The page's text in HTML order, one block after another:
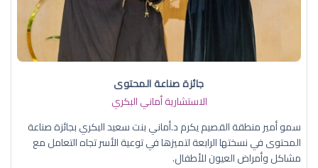
جائزة صناعة المحتوى
الاستشارية أماني البكري
سمو أمير منطقة القصيم يكرم د.أماني بنت سعيد البكري بجائزة صناعة
المحتوى في نسختها الرابعة لتميزها في توعية الأسر تجاه التعامل مع
مشاكل وأمراض العيون للأطفال.